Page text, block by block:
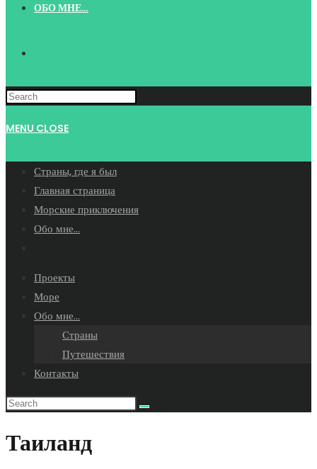
ОБО МНЕ…
WEBSITE
MENU CLOSE
Страны, где я был
Главная страница
Морские приключения
Обо мне…
search
Проекты
Море
Обо мне…
Страны
Путешествия
Контакты
Таиланд